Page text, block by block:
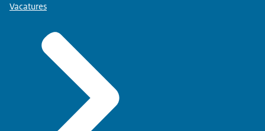
Vacatures